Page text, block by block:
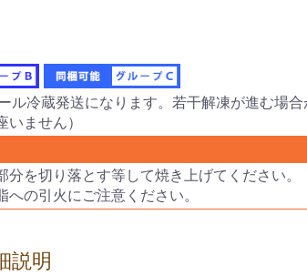
ル冷蔵発送になります。若干解凍が進む場
ません）
を切り落とす等して焼き上げてください。
の引火にご注意ください。
説明